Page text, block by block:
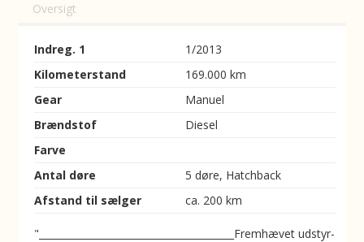
Oversigt
Indreg. 1
1/2013
Kilometerstand
169.000 km
Gear
Manuel
Brændstof
Diesel
Farve
Antal døre
5 døre, Hatchback
Afstand til sælger
ca. 200 km
"________________________________________Fremhævet udstyr-